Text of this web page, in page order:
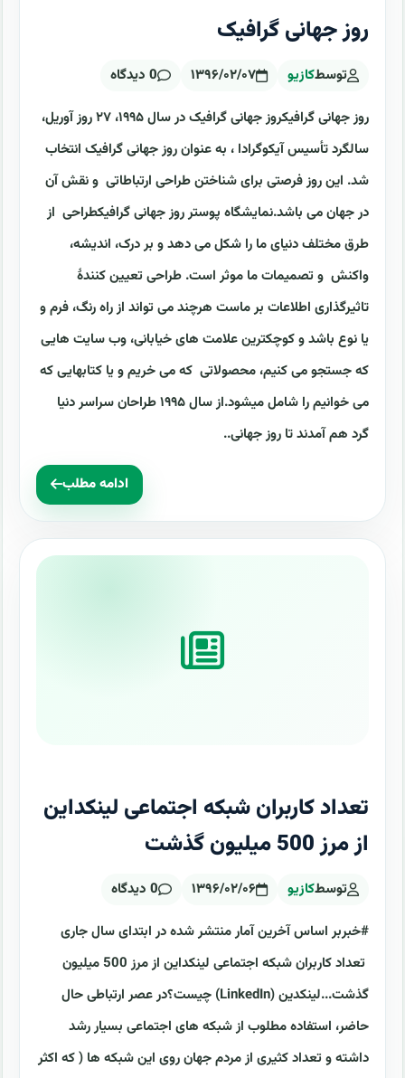
روز جهانی گرافیک
توسطکازیو ۱۳۹۶/۰۲/۰۷ 0 دیدگاه
روز جهانی گرافیکروز جهانی گرافیک در سال ۱۹۹۵، ۲۷ روز آوریل،
سالگرد تأسیس آیکوگرادا ، به عنوان روز جهانی گرافیک انتخاب
شد. این روز فرصتی برای شناختن طراحی ارتباطاتی و نقش آن
در جهان می باشد.نمایشگاه پوستر روز جهانی گرافیکطراحی از
طرق مختلف دنیای ما را شکل می دهد و بر درک، اندیشه،
واکنش و تصمیمات ما موثر است. طراحی تعیین کنندۀ
تاثیرگذاری اطلاعات بر ماست هرچند می تواند از راه رنگ، فرم و
یا نوع باشد و کوچکترین علامت های خیابانی، وب سایت هایی
که جستجو می کنیم، محصولاتی که می خریم و یا کتابهایی که
می خوانیم را شامل میشود.از سال ۱۹۹۵ طراحان سراسر دنیا
گرد هم آمدند تا روز جهانی..
ادامه مطلب
تعداد کاربران شبکه اجتماعی لینکداین
از مرز 500 میلیون گذشت
توسطکازیو ۱۳۹۶/۰۲/۰۶ 0 دیدگاه
#خبربر اساس آخرین آمار منتشر شده در ابتدای سال جاری
تعداد کاربران شبکه اجتماعی لینکداین از مرز 500 میلیون
گذشت...لینکدین (LinkedIn) چیست؟در عصر ارتباطی حال
حاضر، استفاده مطلوب از شبکه های اجتماعی بسیار رشد
داشته و تعداد کثیری از مردم جهان روی این شبکه ها ( که اکثر